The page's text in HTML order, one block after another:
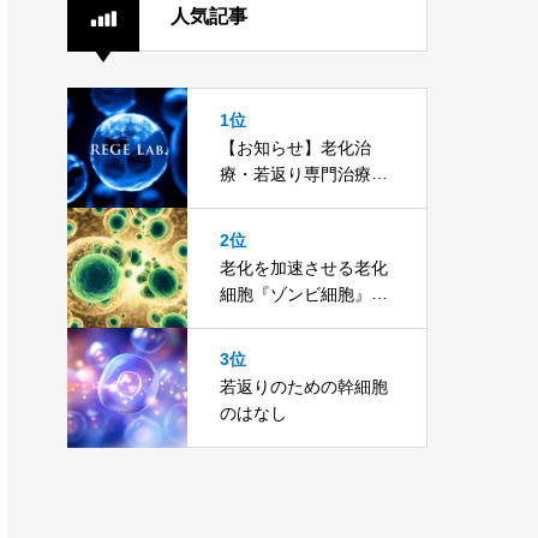
人気記事
1位
【お知らせ】老化治
療・若返り専門治療院/
2位
老化を加速させる老化
細胞『ゾンビ細胞』を
3位
若返りのための幹細胞
のはなし